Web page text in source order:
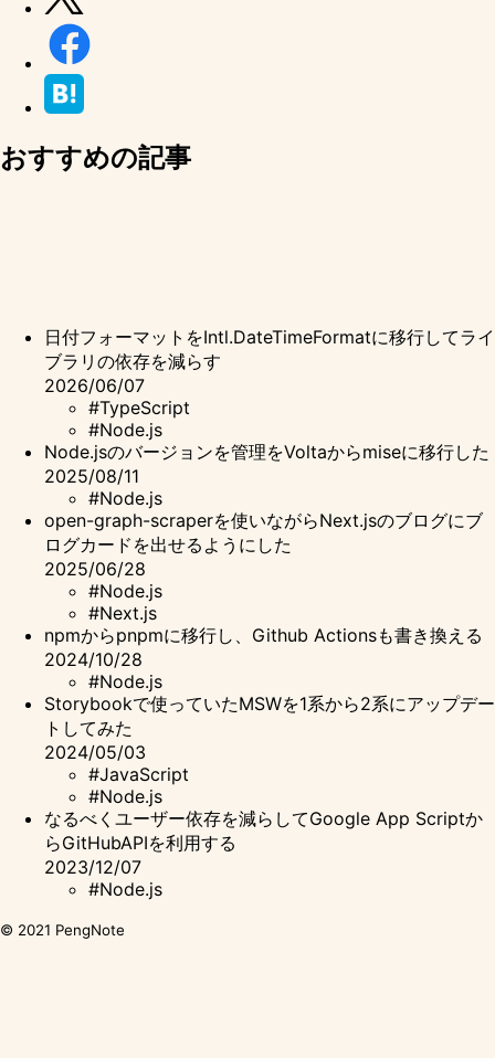
おすすめの記事
日付フォーマットをIntl.DateTimeFormatに移行してライ
ブラリの依存を減らす
2026/06/07
#TypeScript
#Node.js
Node.jsのバージョンを管理をVoltaからmiseに移行した
2025/08/11
#Node.js
open-graph-scraperを使いながらNext.jsのブログにブ
ログカードを出せるようにした
2025/06/28
#Node.js
#Next.js
npmからpnpmに移行し、Github Actionsも書き換える
2024/10/28
#Node.js
Storybookで使っていたMSWを1系から2系にアップデー
トしてみた
2024/05/03
#JavaScript
#Node.js
なるべくユーザー依存を減らしてGoogle App Scriptか
らGitHubAPIを利用する
2023/12/07
#Node.js
© 2021 PengNote